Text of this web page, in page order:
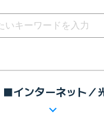
■インターネット／